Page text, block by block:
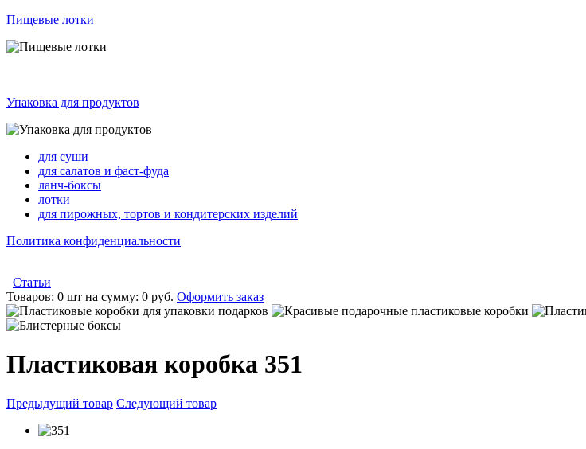
Пищевые лотки
Упаковка для продуктов
для суши
для салатов и фаст-фуда
ланч-боксы
лотки
для пирожных, тортов и кондитерских изделий
Политика конфиденциальности
Статьи
Товаров: 0 шт на сумму: 0 руб. Оформить заказ
Пластиковая коробка 351
Предыдущий товар Следующий товар